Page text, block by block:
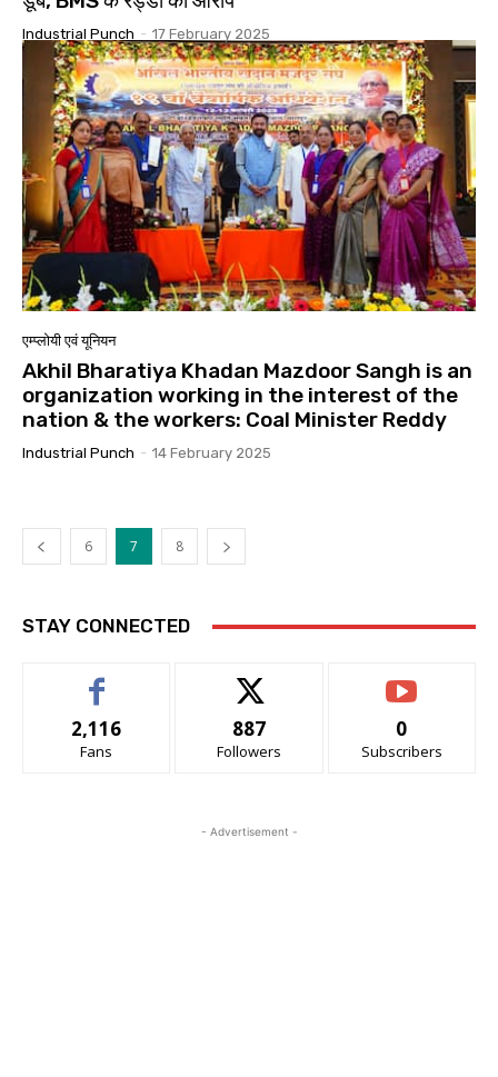
Industrial Punch - 17 February 2025
एम्प्लोयी एवं यूनियन
Akhil Bharatiya Khadan Mazdoor Sangh is an
organization working in the interest of the
nation & the workers: Coal Minister Reddy
Industrial Punch - 14 February 2025
6 7 8
STAY CONNECTED
2,116
Fans
887
Followers
0
Subscribers
- Advertisement -